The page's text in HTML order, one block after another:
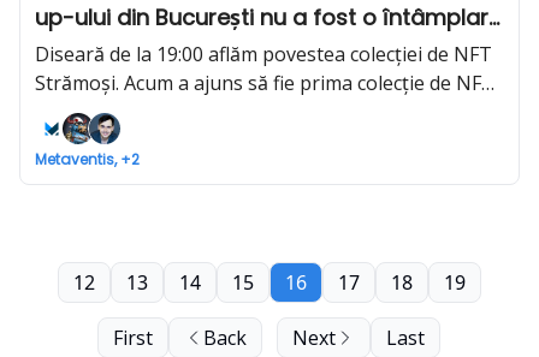
up-ului din București nu a fost o întâmplare
- It's NFTime #29
Diseară de la 19:00 aflăm povestea colecției de NFT
Strămoși. Acum a ajuns să fie prima colecție de NFTs
mintată pe MultiversX (fostul Elrond)
Metaventis, +2
First Back
12 13 14 15 16 17 18 19
Next Last